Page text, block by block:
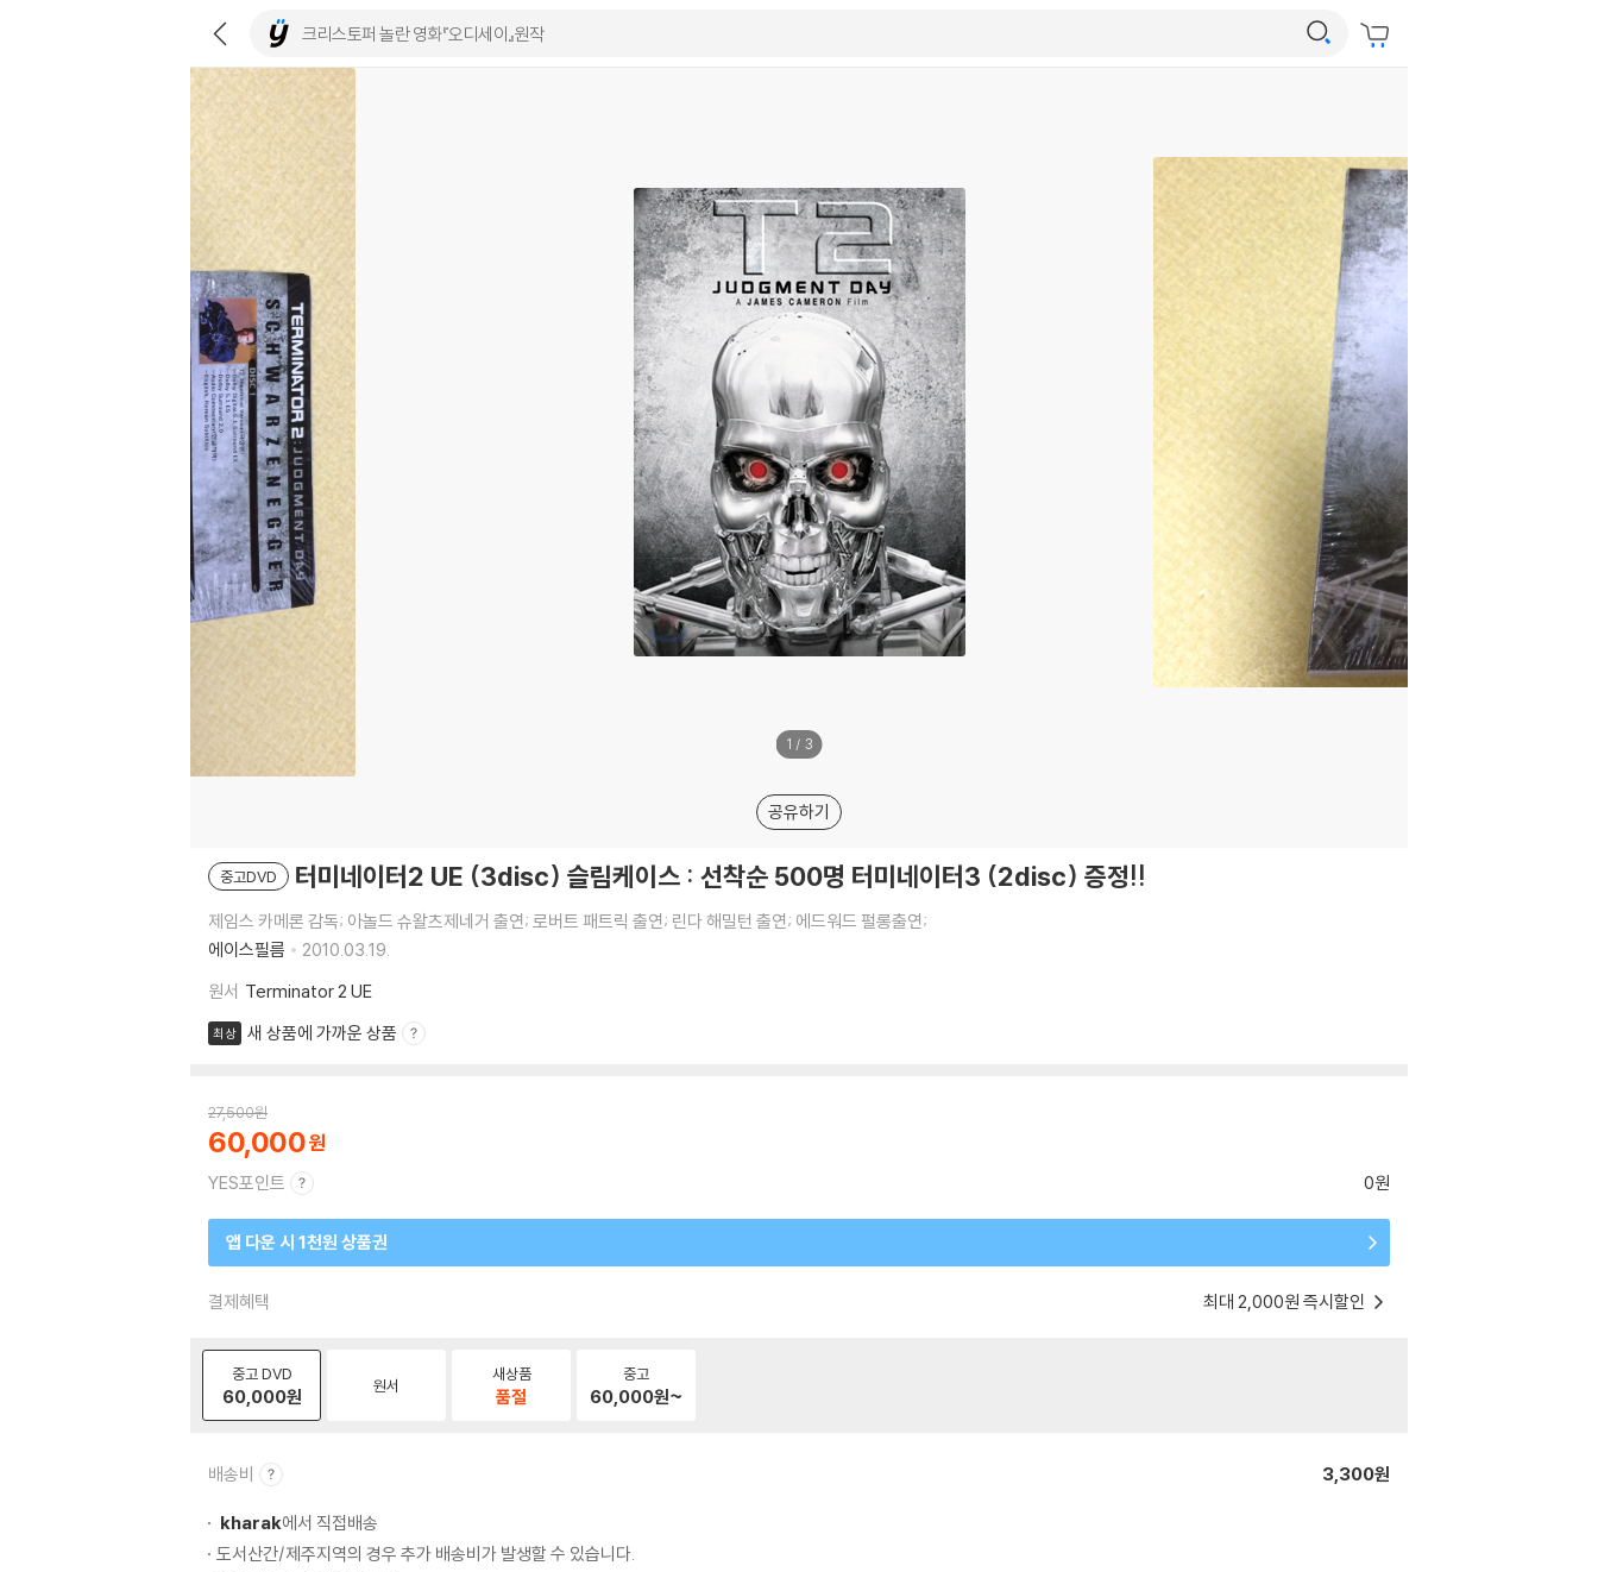
1 / 3
공유하기
중고DVD 터미네이터2 UE (3disc) 슬림케이스 : 선착순 500명 터미네이터3 (2disc) 증정!!
제임스 카메론 감독; 아놀드 슈왈츠제네거 출연; 로버트 패트릭 출연; 린다 해밀턴 출연; 에드워드 펄롱출연;
에이스필름
2010.03.19.
원서 Terminator 2 UE
최상 새 상품에 가까운 상품
27,500원
60,000
YES포인트 0원
앱 다운 시 1천원 상품권
결제혜택 최대 2,000원 즉시할인
중고 DVD
60,000원 원서
새상품
품절
중고
60,000원~
배송비 3,300원
kharak에서 직접배송
도서산간/제주지역의 경우 추가 배송비가 발생할 수 있습니다.